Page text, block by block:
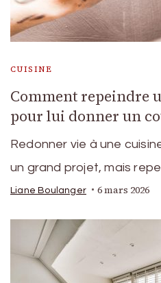
CUISINE
Comment repeindre
pour lui donner un
Redonner vie à une
un grand projet, mais
Liane Boulanger 6 mars 2026